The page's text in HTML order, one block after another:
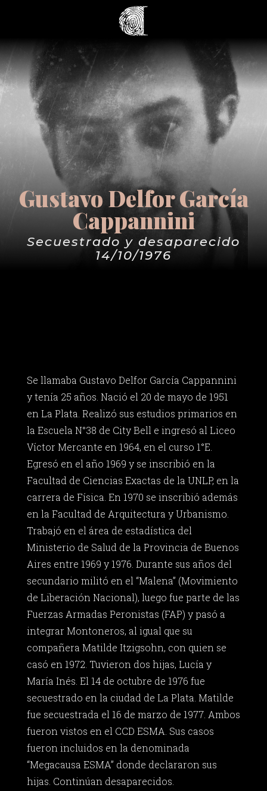
Gustavo Delfor García
Cappannini
Secuestrado y desaparecido
14/10/1976
Se llamaba Gustavo Delfor García Cappannini
y tenía 25 años. Nació el 20 de mayo de 1951
en La Plata. Realizó sus estudios primarios en
la Escuela N°38 de City Bell e ingresó al Liceo
Víctor Mercante en 1964, en el curso 1°E.
Egresó en el año 1969 y se inscribió en la
Facultad de Ciencias Exactas de la UNLP, en la
carrera de Física. En 1970 se inscribió además
en la Facultad de Arquitectura y Urbanismo.
Trabajó en el área de estadística del
Ministerio de Salud de la Provincia de Buenos
Aires entre 1969 y 1976. Durante sus años del
secundario militó en el “Malena” (Movimiento
de Liberación Nacional), luego fue parte de las
Fuerzas Armadas Peronistas (FAP) y pasó a
integrar Montoneros, al igual que su
compañera Matilde Itzigsohn, con quien se
casó en 1972. Tuvieron dos hijas, Lucía y
María Inés. El 14 de octubre de 1976 fue
secuestrado en la ciudad de La Plata. Matilde
fue secuestrada el 16 de marzo de 1977. Ambos
fueron vistos en el CCD ESMA. Sus casos
fueron incluidos en la denominada
“Megacausa ESMA” donde declararon sus
hijas. Continúan desaparecidos.